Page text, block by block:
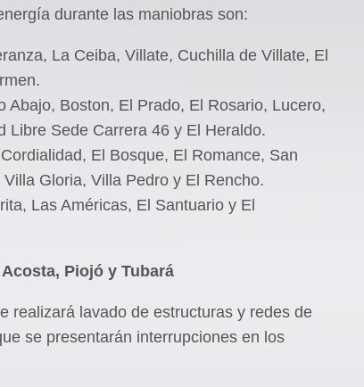
durante las maniobras son:
La Ceiba, Villate, Cuchilla de Villate, El
Abajo, Boston, El Prado, El Rosario, Lucero,
Libre Sede Carrera 46 y El Heraldo.
El Bosque, El Romance, San
Gloria, Villa Pedro y El Rencho.
Las Américas, El Santuario y El
Piojó y Tubará
realizará lavado de estructuras y redes de
se presentarán interrupciones en los